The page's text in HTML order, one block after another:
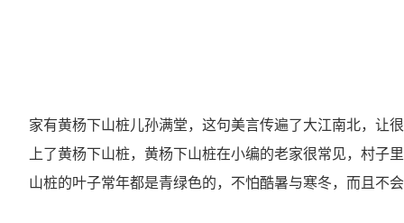
家有黄杨下山桩儿孙满堂，这句美言传遍了大江南北，让
上了黄杨下山桩，黄杨下山桩在小编的老家很常见，村子
山桩的叶子常年都是青绿色的，不怕酷暑与寒冬，而且不